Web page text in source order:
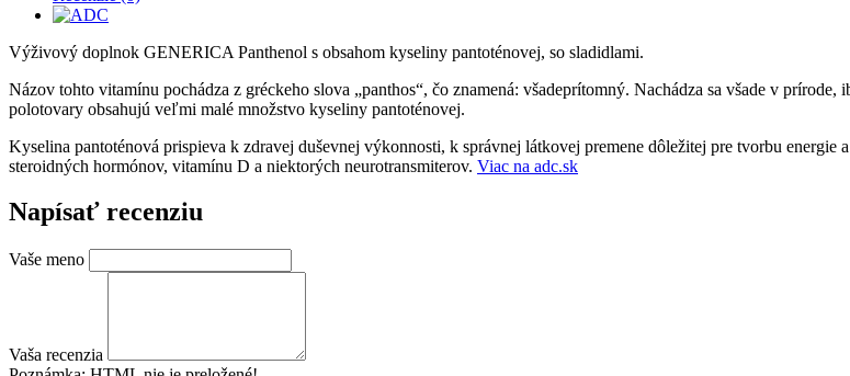
Výživový doplnok GENERICA Panthenol s obsahom kyseliny pantoténovej, so sladidlami.
Názov tohto vitamínu pochádza z gréckeho slova „panthos“, čo znamená: všadeprítomný. Nachádza sa všade v
polotovary obsahujú veľmi malé množstvo kyseliny pantoténovej.
Kyselina pantoténová prispieva k zdravej duševnej výkonnosti, k správnej látkovej premene dôležitej pre tvorbu
steroidných hormónov, vitamínu D a niektorých neurotransmiterov. Viac na adc.sk
Napísať recenziu
Vaše meno
Vaša recenzia